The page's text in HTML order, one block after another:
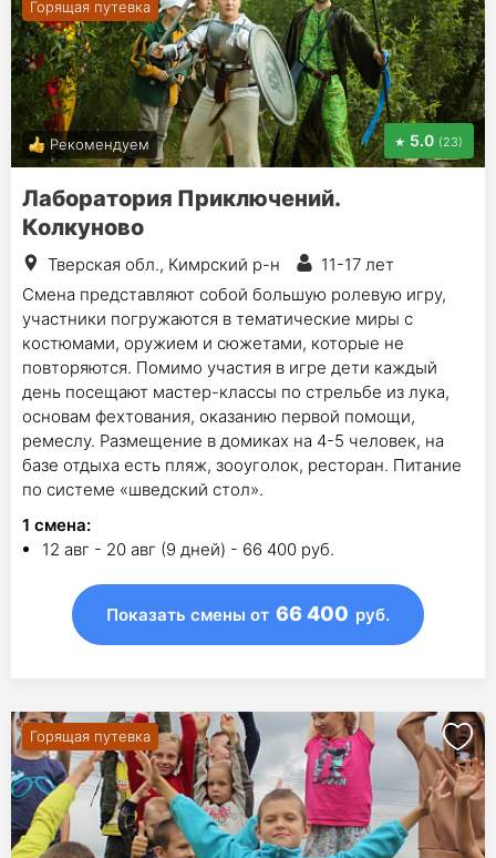
Горящая путевка
Рекомендуем 5.0 (23)
Лаборатория Приключений.
Колкуново
Тверская обл., Кимрский р-н
11-17 лет
Смена представляют собой большую ролевую игру,
участники погружаются в тематические миры с
костюмами, оружием и сюжетами, которые не
повторяются. Помимо участия в игре дети каждый
день посещают мастер-классы по стрельбе из лука,
основам фехтования, оказанию первой помощи,
ремеслу. Размещение в домиках на 4-5 человек, на
базе отдыха есть пляж, зооуголок, ресторан. Питание
по системе «шведский стол».
1 смена:
12 авг - 20 авг (9 дней) - 66 400 руб.
Показать смены от 66 400 руб.
Горящая путевка